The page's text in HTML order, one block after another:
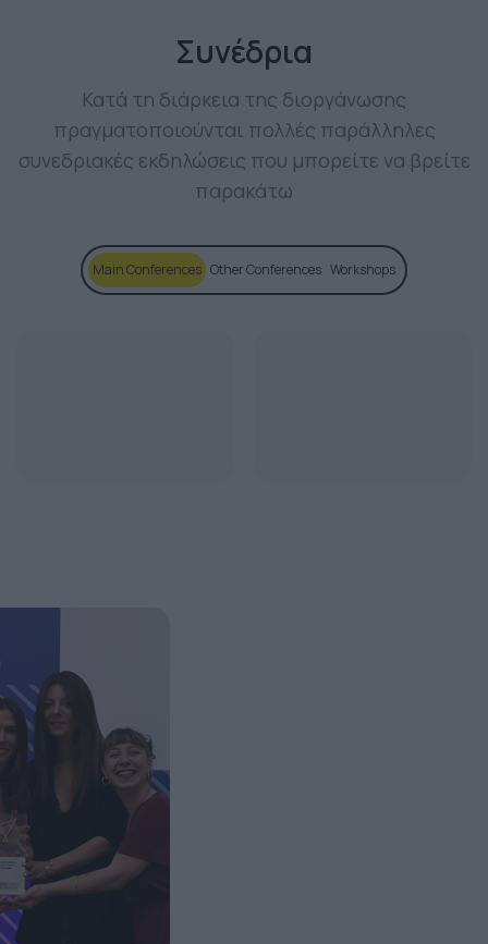
Συνέδρια
Κατά τη διάρκεια της διοργάνωσης
πραγματοποιούνται πολλές παράλληλες
συνεδριακές εκδηλώσεις που μπορείτε να βρείτε
παρακάτω
Main Conferences Other Conferences Workshops